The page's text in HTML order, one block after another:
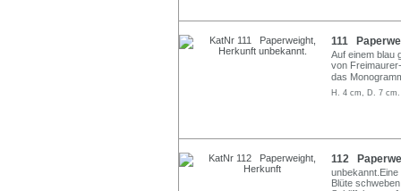
111
Auf einem blau
von
das Monogramm
H. 4 cm, D. 7 cm.
112
Blüte